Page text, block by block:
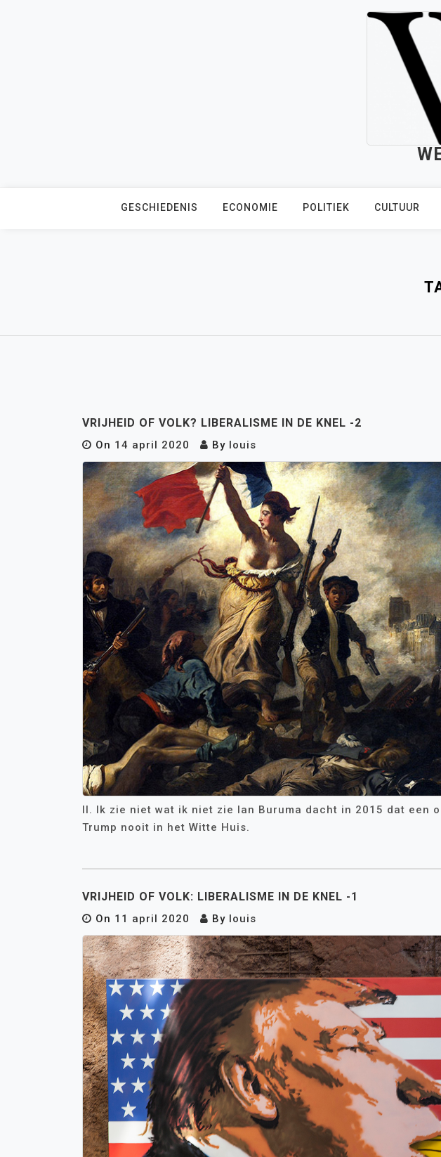
GESCHIEDENIS ECONOMIE POLITIEK CULTUUR
VRIJHEID OF VOLK? LIBERALISME IN DE KNEL -2
On 14 april 2020 By louis
II. Ik zie niet wat ik niet zie Ian Buruma dacht in 2015 dat een
Trump nooit in het Witte Huis.
VRIJHEID OF VOLK: LIBERALISME IN DE KNEL -1
On 11 april 2020 By louis